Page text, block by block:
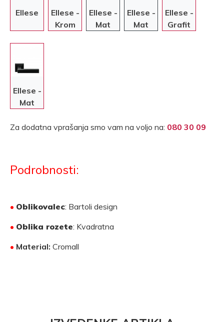
Ellese
Ellese -
Krom
Ellese -
Mat
Ellese -
Mat
Ellese -
Grafit
Ellese -
Mat
Za dodatna vprašanja smo vam na voljo na: 080 30 09
Podrobnosti:
• Oblikovalec: Bartoli design
• Oblika rozete: Kvadratna
• Material: Cromall